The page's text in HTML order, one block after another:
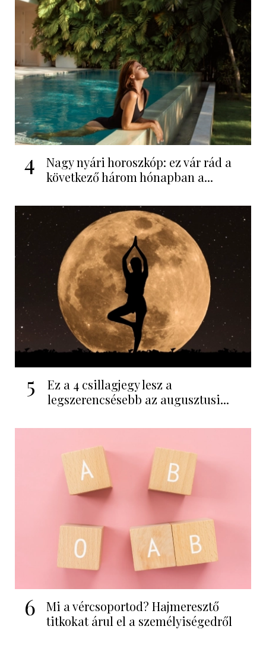
4
Nagy nyári horoszkóp: ez vár rád a
következő három hónapban a...
5
Ez a 4 csillagjegy lesz a
legszerencsésebb az augusztusi...
6
Mi a vércsoportod? Hajmeresztő
titkokat árul el a személyiségedről